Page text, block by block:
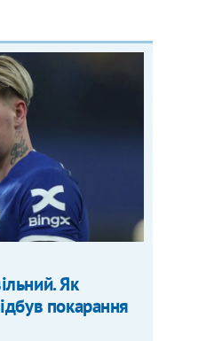
Як
покарання